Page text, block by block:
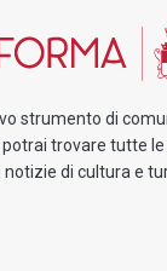
strumento di
potrai trovare tutte
di cultura e